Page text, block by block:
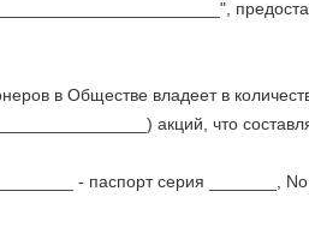
в Обществе владеет в
акций, что
- паспорт серия _______,